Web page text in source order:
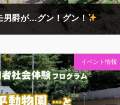
男爵が…グン！グン！
４月の下旬… 畑のお野菜たちが
した…
菜園周辺のご近隣から
イじゃんかぁ！』と太鼓判！
やかに育ってくれますように…
イベント情報